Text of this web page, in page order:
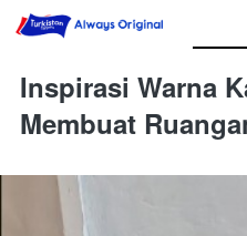
Inspirasi Warna
Membuat